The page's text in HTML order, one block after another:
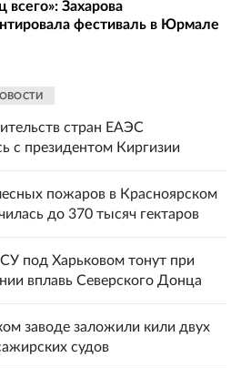
всего»: Захарова
фестиваль в Юрмале
стран ЕАЭС
с президентом Киргизии
пожаров в Красноярском
до 370 тысяч гектаров
под Харьковом тонут при
вплавь Северского Донца
заводе заложили кили двух
судов